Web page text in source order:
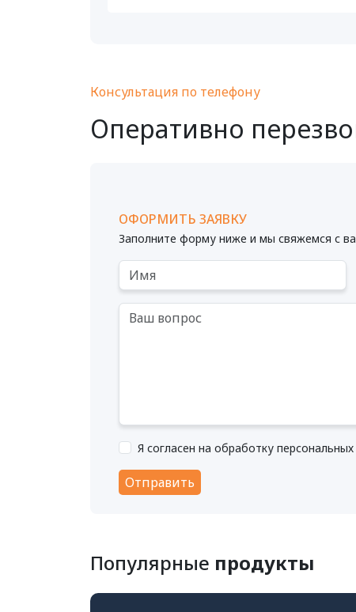
Консультация по телефону
Оперативно
ОФОРМИТЬ ЗАЯВКУ
Заполните форму ниже и мы свяжемся с
Я согласен на обработку
Отправить
Популярные продукты